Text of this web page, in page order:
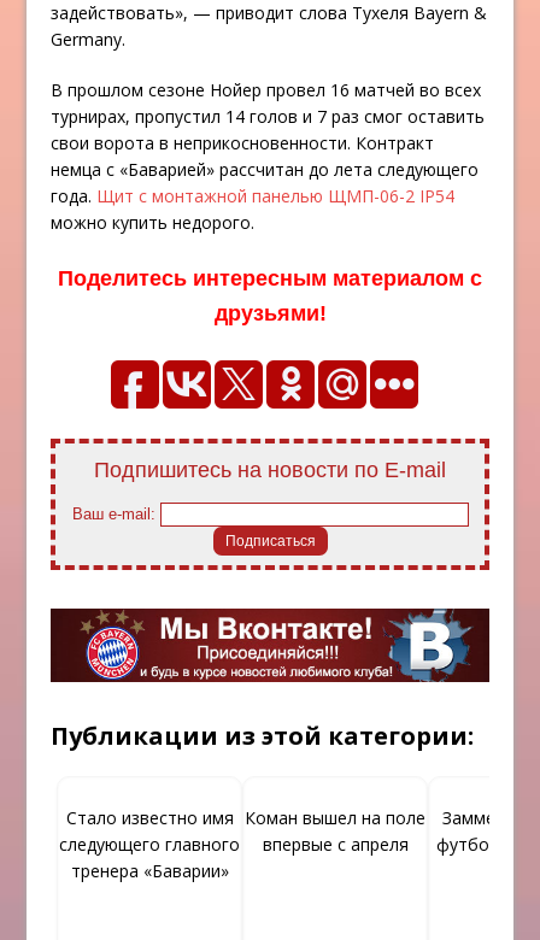
задействовать», — приводит слова Тухеля Bayern &
Germany.
В прошлом сезоне Нойер провел 16 матчей во всех
турнирах, пропустил 14 голов и 7 раз смог оставить
свои ворота в неприкосновенности. Контракт
немца с «Баварией» рассчитан до лета следующего
года. Щит с монтажной панелью ЩМП-06-2 IP54
можно купить недорого.
Поделитесь интересным материалом с
друзьями!
Подпишитесь на новости по E-mail
Ваш e-mail:
Публикации из этой категории:
Стало известно имя
следующего главного
тренера «Баварии»
Коман вышел на поле
впервые с апреля
Заммер
футболом